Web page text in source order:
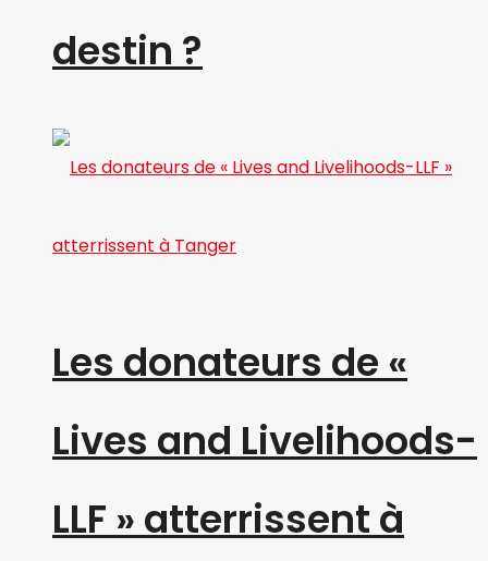
destin ?
Les donateurs de «
Lives and Livelihoods-
LLF » atterrissent à